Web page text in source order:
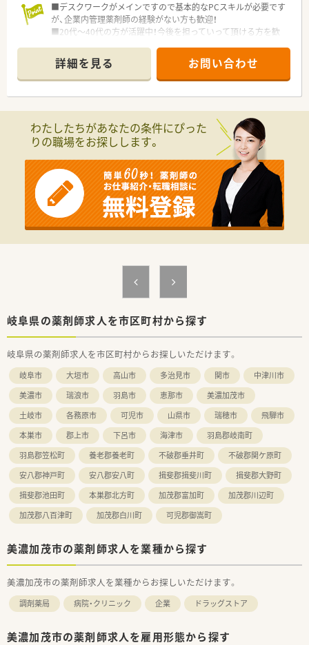
■デスクワークがメインですので基本的なPCスキルが必要です
が、企業内管理薬剤師の経験がない方も歓迎！
■20代～40代の方が活躍中！今後を担っていって頂ける方を歓
＼こんなお仕事です／
薬剤師職として事務的・学術的な立場から支店全体をサポート頂
くポジションになります。
・品質管理業務(医薬品の温度管理、期限管理、衛生管理)
・DI業務(医療機関や薬局からの問い合わせ対応)
・教育業務(社内従業員への研修をサポート役として指導)
＼こんな会社です／
■医療用医薬品を中心に、検査試薬、医療機器等をはじめ医療現
場で必要なあらゆるものを取り扱うプライム市場上場企業で
す。
■医薬品卸業以外にも病医院や薬局の運営を情報面で支えるシ
ステム、サービスの提供など様々な側面から日本の医療を支えて
います。
ーのための専門部署もございますので安心して働けます。
詳細を見る お問い合わせ
わたしたちがあなたの条件にぴった
りの職場をお探しします。
岐阜県の薬剤師求人を市区町村から探す
岐阜県の薬剤師求人を市区町村からお探しいただけます。
岐阜市 大垣市 高山市 多治見市 関市
中津川市
美濃市
瑞浪市 羽島市 恵那市
美濃加茂市
土岐市
各務原市 可児市 山県市 瑞穂市
飛騨市
本巣市
郡上市 下呂市 海津市
羽島郡岐南町
羽島郡笠松町
養老郡養老町 不破郡垂井町
不破郡関ケ原町
安八郡神戸町
安八郡安八町 揖斐郡揖斐川町
揖斐郡大野町
揖斐郡池田町
本巣郡北方町 加茂郡富加町
加茂郡川辺町
加茂郡八百津町
加茂郡白川町 可児郡御嵩町
美濃加茂市の薬剤師求人を業種から探す
美濃加茂市の薬剤師求人を業種からお探しいただけます。
調剤薬局 病院・クリニック 企業 ドラッグストア
美濃加茂市の薬剤師求人を雇用形態から探す